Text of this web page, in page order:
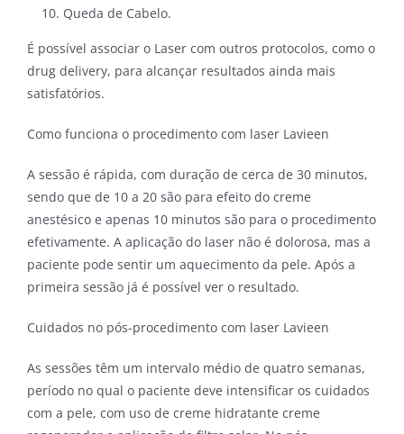
Queda de Cabelo.
É possível associar o Laser com outros protocolos, como o
drug delivery, para alcançar resultados ainda mais
satisfatórios.
Como funciona o procedimento com laser Lavieen
A sessão é rápida, com duração de cerca de 30 minutos,
sendo que de 10 a 20 são para efeito do creme
anestésico e apenas 10 minutos são para o procedimento
efetivamente. A aplicação do laser não é dolorosa, mas a
paciente pode sentir um aquecimento da pele. Após a
primeira sessão já é possível ver o resultado.
Cuidados no pós-procedimento com laser Lavieen
As sessões têm um intervalo médio de quatro semanas,
período no qual o paciente deve intensificar os cuidados
com a pele, com uso de creme hidratante creme